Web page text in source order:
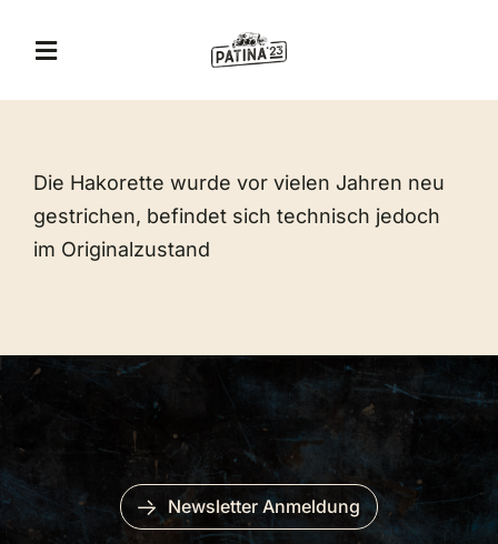
Inhalt
Toggle
Jägerhof Restaurant
Veranstaltungen
Erlebnis-Gutschein
Die Hakorette wurde vor vielen Jahren neu
gestrichen, befindet sich technisch jedoch
im Originalzustand
Newsletter Anmeldung